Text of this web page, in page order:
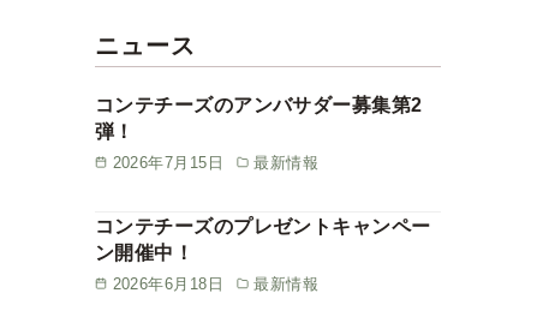
ニュース
2026年7月15日 最新情報
コンテチーズのアンバサダー募集第2
弾！
2026年6月18日 最新情報
コンテチーズのプレゼントキャンペー
ン開催中！